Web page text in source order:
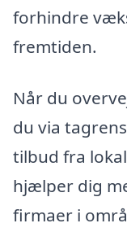
forhindre
fremtiden.
Når du
du via
tilbud fra
hjælper dig
firmaer i